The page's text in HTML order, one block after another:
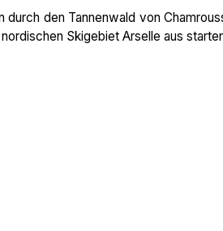
den Tannenwald von
Skigebiet Arselle aus